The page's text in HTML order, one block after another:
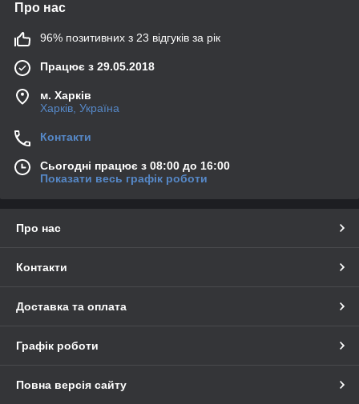
Про нас
96% позитивних з 23 відгуків за рік
Працює з 29.05.2018
м. Харків
Харків, Україна
Контакти
Сьогодні працює з 08:00 до 16:00
Показати весь графік роботи
Про нас
Контакти
Доставка та оплата
Графік роботи
Повна версія сайту